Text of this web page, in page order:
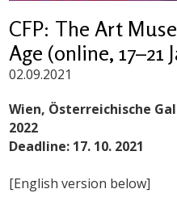
CFP: The Art
Age (online, 17–21
02.09.2021
Wien, Österreichische
2022
Deadline: 17. 10. 2021
[English version below]